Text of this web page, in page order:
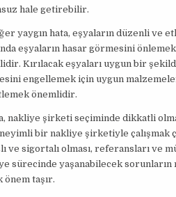
hale getirebilir.
yaygın hata, eşyaların düzenli ve
eşyaların hasar görmesini
Kırılacak eşyaları uygun bir
engellemek için uygun
önemlidir.
nakliye şirketi seçiminde dikkatli
bir nakliye şirketiyle çalışmak
ve sigortalı olması, referansları ve
sürecinde yaşanabilecek
önem taşır.